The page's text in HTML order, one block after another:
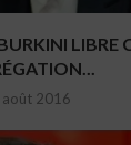
LIBRE
août 2016